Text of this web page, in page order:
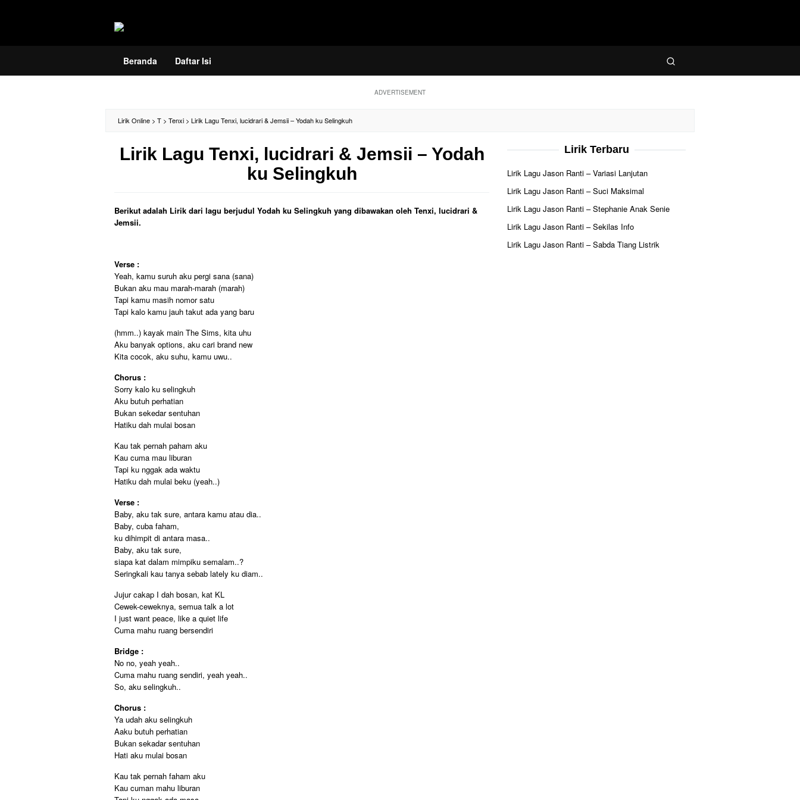
Beranda Daftar Isi
ADVERTISEMENT
Lirik Online > T > Tenxi > Lirik Lagu Tenxi, lucidrari & Jemsii – Yodah ku Selingkuh
Lirik Lagu Tenxi, lucidrari & Jemsii – Yodah
ku Selingkuh
Berikut adalah Lirik dari lagu berjudul Yodah ku Selingkuh yang dibawakan oleh Tenxi, lucidrari &
Jemsii.
Verse :
Yeah, kamu suruh aku pergi sana (sana)
Bukan aku mau marah-marah (marah)
Tapi kamu masih nomor satu
Tapi kalo kamu jauh takut ada yang baru
(hmm..) kayak main The Sims, kita uhu
Aku banyak options, aku cari brand new
Kita cocok, aku suhu, kamu uwu..
Chorus :
Sorry kalo ku selingkuh
Aku butuh perhatian
Bukan sekedar sentuhan
Hatiku dah mulai bosan
Kau tak pernah paham aku
Kau cuma mau liburan
Tapi ku nggak ada waktu
Hatiku dah mulai beku (yeah..)
Verse :
Baby, aku tak sure, antara kamu atau dia..
Baby, cuba faham,
ku dihimpit di antara masa..
Baby, aku tak sure,
siapa kat dalam mimpiku semalam..?
Seringkali kau tanya sebab lately ku diam..
Jujur cakap I dah bosan, kat KL
Cewek-ceweknya, semua talk a lot
I just want peace, like a quiet life
Cuma mahu ruang bersendiri
Bridge :
No no, yeah yeah..
Cuma mahu ruang sendiri, yeah yeah..
So, aku selingkuh..
Chorus :
Ya udah aku selingkuh
Aaku butuh perhatian
Bukan sekadar sentuhan
Hati aku mulai bosan
Kau tak pernah faham aku
Kau cuman mahu liburan
Lirik Terbaru
Lirik Lagu Jason Ranti – Variasi Lanjutan
Lirik Lagu Jason Ranti – Suci Maksimal
Lirik Lagu Jason Ranti – Stephanie Anak Senie
Lirik Lagu Jason Ranti – Sekilas Info
Lirik Lagu Jason Ranti – Sabda Tiang Listrik